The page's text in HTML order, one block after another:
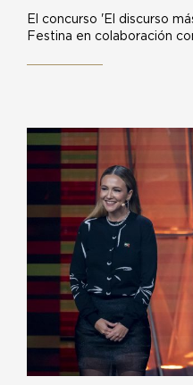
El concurso 'El discurso
Festina en colaboración